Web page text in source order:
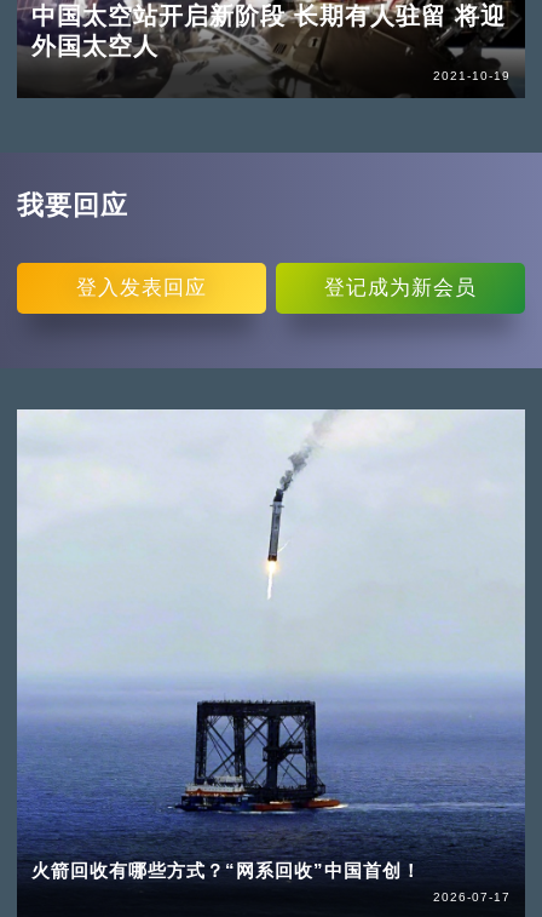
中国太空站开启新阶段 长期有人驻留 将迎
外国太空人
2021-10-19
我要回应
登入 发表回应 登记成为新会员
火箭回收有哪些方式？“网系回收”中国首创！
2026-07-17